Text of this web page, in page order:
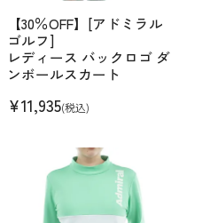
【30％OFF】[アドミラル
ゴルフ]
レディース バックロゴ ダ
ンボールスカート
¥11,935(税込)